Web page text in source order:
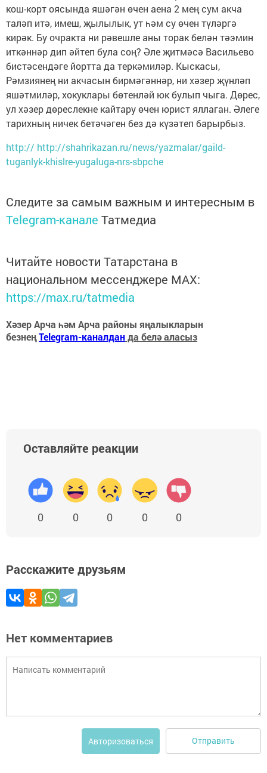
кош-корт оясында яшәгән өчен аена 2 мең сум акча
таләп итә, имеш, җылылык, ут һәм су өчен түләргә
кирәк. Бу очракта ни рәвешле аны торак белән тәэмин
иткәннәр дип әйтеп була соң? Әле җитмәсә Васильево
бистәсендәге йортта да теркәмиләр. Кыскасы,
Рәмзиянең ни акчасын бирмәгәннәр, ни хәзер җүнләп
яшәтмиләр, хокуклары бөтенләй юк булып чыга. Дөрес,
ул хәзер дөреслекне кайтару өчен юрист яллаган. Әлеге
тарихның ничек бетәчәген без дә күзәтеп барырбыз.
http:// http://shahrikazan.ru/news/yazmalar/gaild-
tuganlyk-khislre-yugaluga-nrs-sbpche
Следите за самым важным и интересным в
Telegram-канале Татмедиа
Читайте новости Татарстана в
национальном мессенджере MАХ:
https://max.ru/tatmedia
Хәзер Арча һәм Арча районы яңалыкларын
безнеңTelegram-каналданда белә аласыз
Оставляйте реакции
0 0 0 0 0
Расскажите друзьям
Нет комментариев
Авторизоваться Отправить